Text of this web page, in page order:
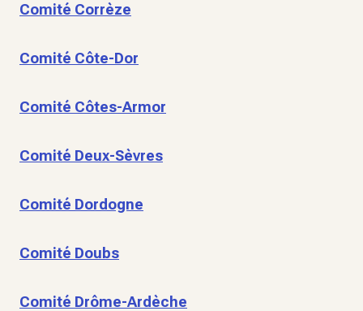
Comité Corrèze
Comité Côte-Dor
Comité Côtes-Armor
Comité Deux-Sèvres
Comité Dordogne
Comité Doubs
Comité Drôme-Ardèche